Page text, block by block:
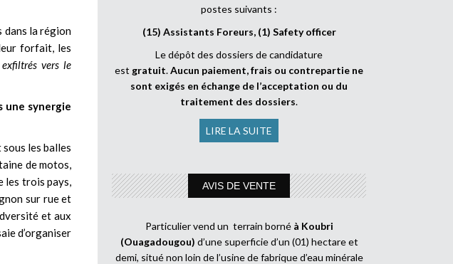
dans la région
forfait, les
vers le
une synergie
les balles
de motos,
les trois pays,
sur rue et
et aux
d’organiser
postes suivants :
(15) Assistants Foreurs, (1) Safety officer
Le dépôt des dossiers de candidature
est gratuit.Aucun paiement, frais ou contrepartie ne
sont exigés en échange de l’acceptation ou du
traitement des dossiers.
LIRE LA SUITE
AVIS DE VENTE
Particulier vend un terrain borné à Koubri
(Ouagadougou) d’une superficie d’un (01) hectare et
demi, situé non loin de l’usine de fabrique d’eau minérale